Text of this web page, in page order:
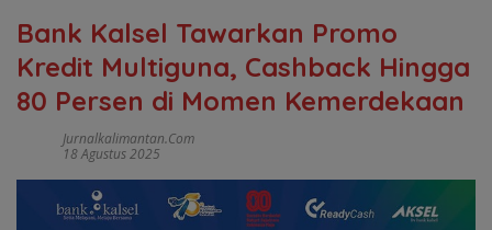
Bank Kalsel Tawarkan Promo
Kredit Multiguna, Cashback Hingga
80 Persen di Momen Kemerdekaan
Jurnalkalimantan.com
18 Agustus 2025